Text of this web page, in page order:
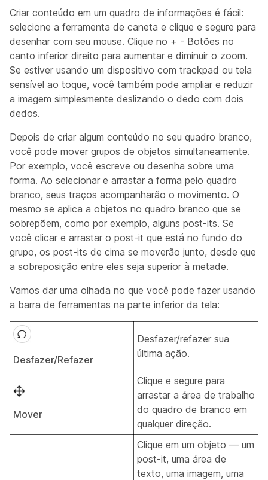
Criar conteúdo em um quadro de informações é fácil:
selecione a ferramenta de caneta e clique e segure para
desenhar com seu mouse. Clique no + - Botões no
canto inferior direito para aumentar e diminuir o zoom.
Se estiver usando um dispositivo com trackpad ou tela
sensível ao toque, você também pode ampliar e reduzir
a imagem simplesmente deslizando o dedo com dois
dedos.
Depois de criar algum conteúdo no seu quadro branco,
você pode mover grupos de objetos simultaneamente.
Por exemplo, você escreve ou desenha sobre uma
forma. Ao selecionar e arrastar a forma pelo quadro
branco, seus traços acompanharão o movimento. O
mesmo se aplica a objetos no quadro branco que se
sobrepõem, como por exemplo, alguns post-its. Se
você clicar e arrastar o post-it que está no fundo do
grupo, os post-its de cima se moverão junto, desde que
a sobreposição entre eles seja superior à metade.
Vamos dar uma olhada no que você pode fazer usando
a barra de ferramentas na parte inferior da tela:
Desfazer/Refazer
Desfazer/refazer sua
última ação.
Mover
Clique e segure para
arrastar a área de trabalho
do quadro de branco em
qualquer direção.
Clique em um objeto — um
post-it, uma área de
texto, uma imagem, uma